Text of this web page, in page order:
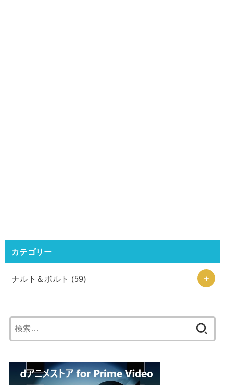
カテゴリー
ナルト＆ボルト (59)
索: